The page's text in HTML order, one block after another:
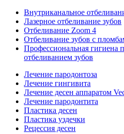
Внутриканальное
Лазерное отбеливание зубов
Отбеливание Zoom 4
Отбеливание зубов с
Профессиональная гигиена
отбеливанием зубов
Лечение пародонтоза
Лечение гингивита
Лечение десен аппаратом
Лечение пародонтита
Пластика десен
Пластика уздечки
Рецессия десен